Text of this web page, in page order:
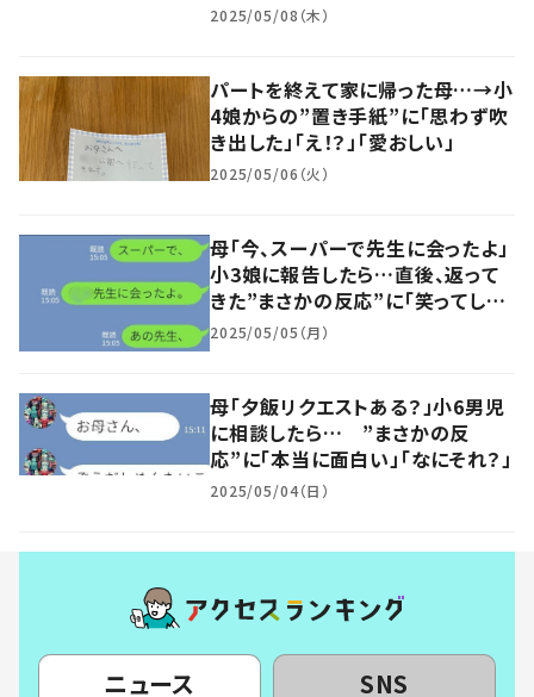
2025/05/08（木）
パートを終えて家に帰った母…→小
4娘からの”置き手紙”に「思わず吹
き出した」「え！？」「愛おしい」
2025/05/06（火）
母「今、スーパーで先生に会ったよ」
小3娘に報告したら…直後、返って
きた”まさかの反応”に「笑ってしま
った」「本当にほっこり」
2025/05/05（月）
母「夕飯リクエストある？」小6男児
に相談したら… ”まさかの反
応”に「本当に面白い」「なにそれ？」
2025/05/04（日）
ニュース SNS